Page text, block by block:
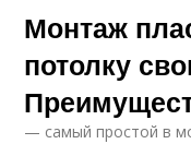
Монтаж
потолку
— самый простой в